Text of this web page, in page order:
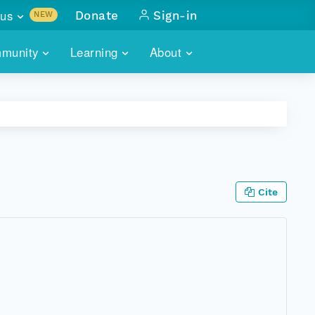
Learning About
NEW
with
Donate Sign-in
Cite